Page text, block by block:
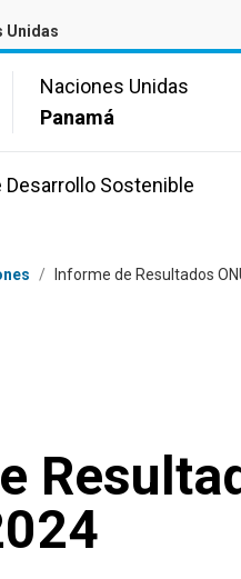
Unidas
Naciones Unidas
Panamá
Desarrollo Sostenible
navegación
/ Informe de Resultados